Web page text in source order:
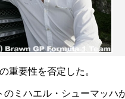
重要性を否定した。
ミハエル・シューマッ